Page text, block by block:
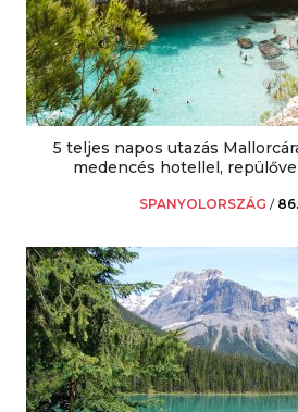
5 teljes napos utazás
medencés hotellel,
SPANYOLORSZÁG /